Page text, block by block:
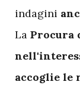
indagini
La Procura
nell'
accoglie le